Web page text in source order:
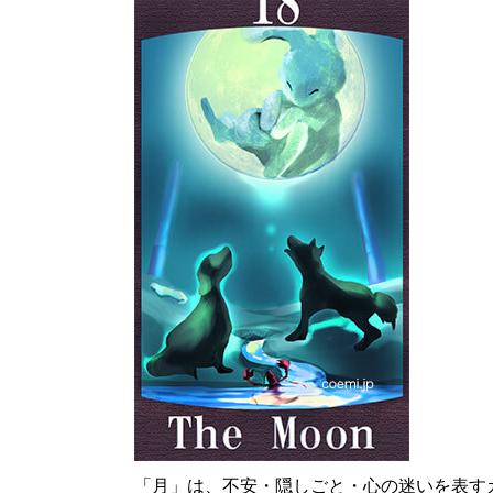
「月」は、不安・隠しごと・心の迷いを表す